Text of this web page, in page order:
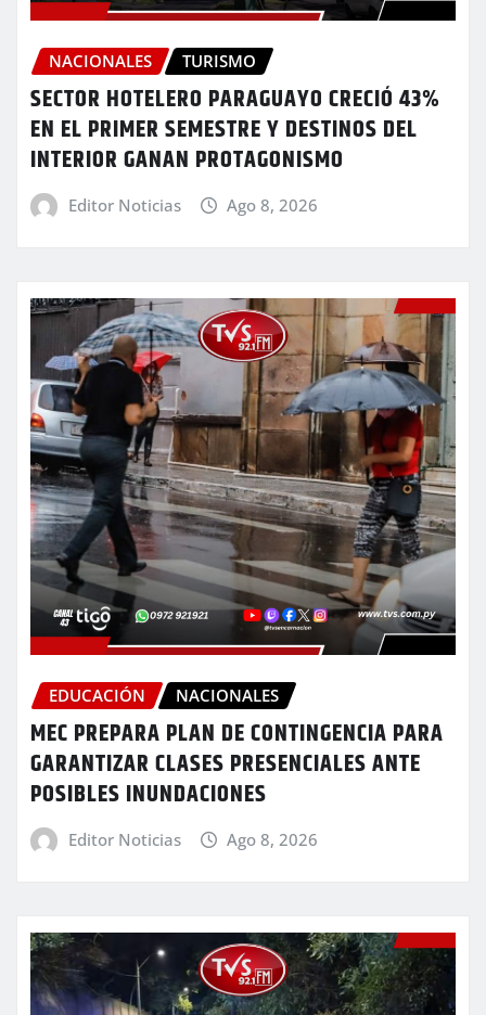
NACIONALES TURISMO
SECTOR HOTELERO PARAGUAYO CRECIÓ 43%
EN EL PRIMER SEMESTRE Y DESTINOS DEL
INTERIOR GANAN PROTAGONISMO
Editor Noticias Ago 8, 2026
EDUCACIÓN NACIONALES
MEC PREPARA PLAN DE CONTINGENCIA PARA
GARANTIZAR CLASES PRESENCIALES ANTE
POSIBLES INUNDACIONES
Editor Noticias Ago 8, 2026